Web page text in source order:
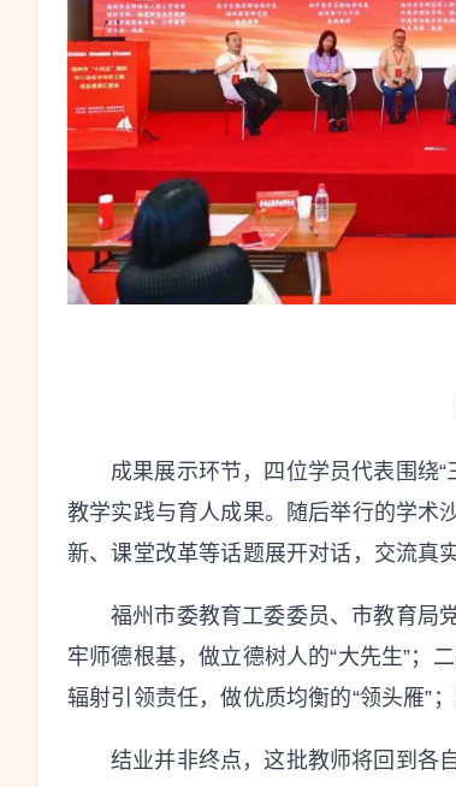
成果展示环节，四位学员代表围绕
教学实践与育人成果。随后举行的学术
新、课堂改革等话题展开对话，交流真
福州市委教育工委委员、市教育局
牢师德根基，做立德树人的“大先生”；
辐射引领责任，做优质均衡的“领头雁”
结业并非终点，这批教师将回到各